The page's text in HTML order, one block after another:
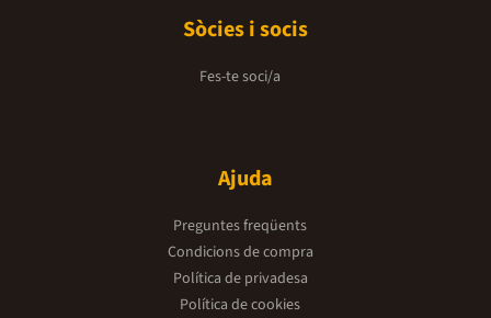
Sòcies i socis
Fes-te soci/a
Ajuda
Preguntes freqüents
Condicions de compra
Política de privadesa
Política de cookies